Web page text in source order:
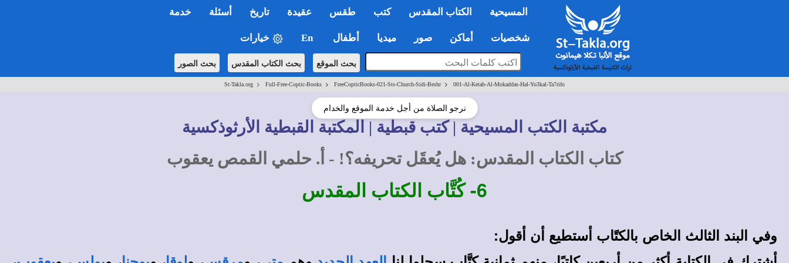
المسيحية الكتاب المقدس كتب طقس عقيدة تاريخ أسئلة خدمة
شخصيات أماكن صور ميديا أطفال En خيارات
بحث الموقع بحث الكتاب المقدس بحث الصور
St-Takla.org > Full-Free-Coptic-Books > FreeCopticBooks-021-Sts-Church-Sidi-Beshr> 001-Al-Ketab-Al-Mokaddas-Hal-Yo3kal-Ta7rifo
نرجو الصلاة من أجل خدمة الموقع والخدام
مكتبة الكتب المسيحية | كتب قبطية | المكتبة القبطية الأرثوذكسية
كتاب الكتاب المقدس: هل يُعقَل تحريفه؟! - أ. حلمي القمص يعقوب
6- كُتَّاب الكتاب المقدس
وفي البند الثالث الخاص بالكتًاب أستطيع أن أقول: